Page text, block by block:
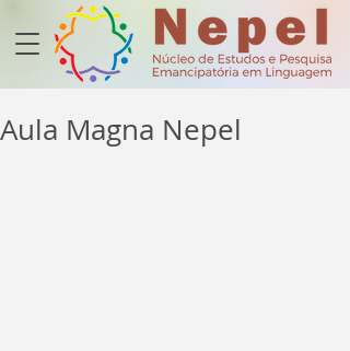
Aula Magna Nepel